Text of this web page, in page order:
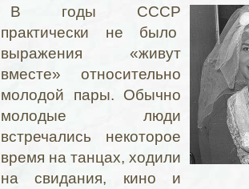
В годы СССР
практически не было
выражения «живут
вместе» относительно
молодой пары. Обычно
молодые люди
встречались некоторое
время на танцах, ходили
на свидания, кино и